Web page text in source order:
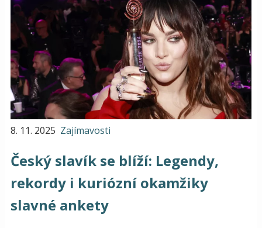
8. 11. 2025 Zajímavosti
Český slavík se blíží: Legendy,
rekordy i kuriózní okamžiky
slavné ankety